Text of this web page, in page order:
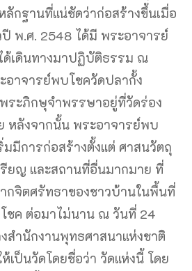
ลักฐานที่แน่ชัดว่าก่อสร้างขึ้นเมื่อ
พ.ศ. 2548 ได้มี พระอาจารย์
ด้เดินทางมาปฏิบัติธรรม ณ
อาจารย์พบโชควัดปลากั้ง
ระภิกษุจำพรรษาอยู่ที่วัดร่อง
หลังจากนั้น พระอาจารย์พบ
มมีการก่อสร้างตั้งแต่ ศาสนวัตถุ
ยญ และสถานที่อื่นมากมาย ที่
กจิตศรัทธาของชาวบ้านในพื้นที่
ชค ต่อมาไม่นาน ณ วันที่ 24
สำนักงานพุทธศาสนาแห่งชาติ
เป็นวัดโดยชื่อว่า วัดแห่งนี้ โดย